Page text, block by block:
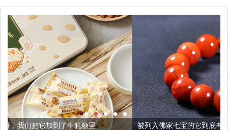
轧糖里 被列入佛家七宝的它到底有多美？